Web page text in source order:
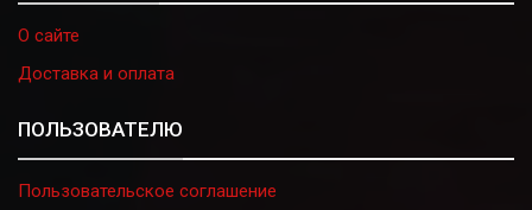
О сайте
Доставка и оплата
ПОЛЬЗОВАТЕЛЮ
Пользовательское соглашение